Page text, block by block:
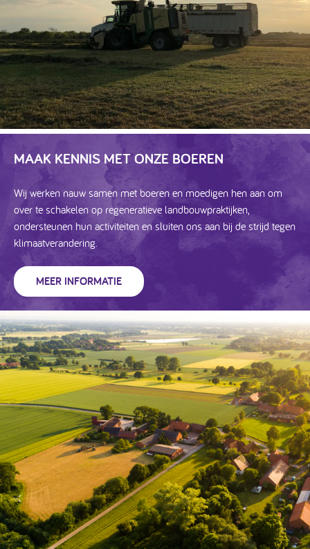
MAAK KENNIS MET ONZE BOEREN
Wij werken nauw samen met boeren en moedigen hen aan om
over te schakelen op regeneratieve landbouwpraktijken,
ondersteunen hun activiteiten en sluiten ons aan bij de strijd tegen
klimaatverandering.
MEER INFORMATIE